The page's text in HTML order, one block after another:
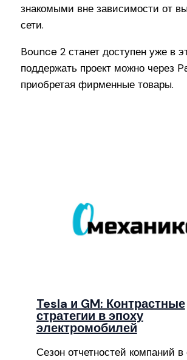
знакомыми вне зависимости от
сети.
Bounce 2 станет доступен уже в
поддержать проект можно через
приобретая фирменные товары.
Tesla и GM: Контрастные
стратегии в эпоху
электромобилей
Сезон отчетностей компаний